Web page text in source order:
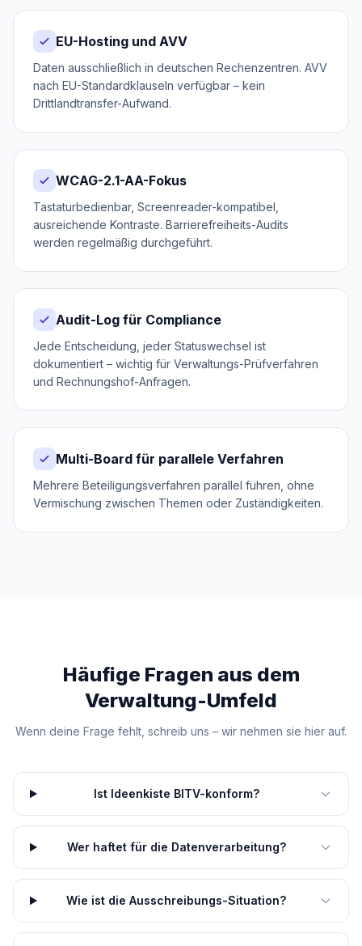
EU-Hosting und AVV
Daten ausschließlich in deutschen Rechenzentren. AVV
nach EU-Standardklauseln verfügbar – kein
Drittlandtransfer-Aufwand.
WCAG-2.1-AA-Fokus
Tastaturbedienbar, Screenreader-kompatibel,
ausreichende Kontraste. Barrierefreiheits-Audits
werden regelmäßig durchgeführt.
Audit-Log für Compliance
Jede Entscheidung, jeder Statuswechsel ist
dokumentiert – wichtig für Verwaltungs-Prüfverfahren
und Rechnungshof-Anfragen.
Multi-Board für parallele Verfahren
Mehrere Beteiligungsverfahren parallel führen, ohne
Vermischung zwischen Themen oder Zuständigkeiten.
Häufige Fragen aus dem
Verwaltung-Umfeld
Wenn deine Frage fehlt, schreib uns – wir nehmen sie hier auf.
Ist Ideenkiste BITV-konform?
Wer haftet für die Datenverarbeitung?
Wie ist die Ausschreibungs-Situation?